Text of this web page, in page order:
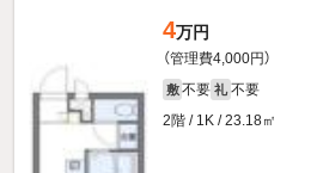
4万円
（管理費4,000円）
敷 不要 礼 不要
2階 / 1K / 23.18㎡